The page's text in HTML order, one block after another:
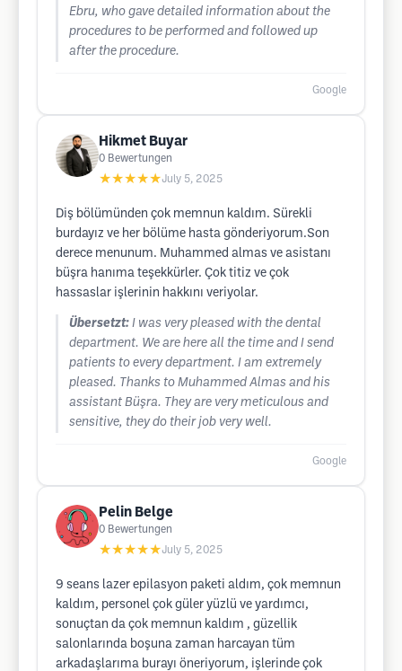
Ebru, who gave detailed information about the
procedures to be performed and followed up
after the procedure.
Google
Hikmet Buyar
0 Bewertungen
★★★★★July 5, 2025
Diş bölümünden çok memnun kaldım. Sürekli
burdayız ve her bölüme hasta gönderiyorum.Son
derece menunum. Muhammed almas ve asistanı
büşra hanıma teşekkürler. Çok titiz ve çok
hassaslar işlerinin hakkını veriyolar.
Übersetzt: I was very pleased with the dental
department. We are here all the time and I send
patients to every department. I am extremely
pleased. Thanks to Muhammed Almas and his
assistant Büşra. They are very meticulous and
sensitive, they do their job very well.
Google
Pelin Belge
0 Bewertungen
★★★★★July 5, 2025
9 seans lazer epilasyon paketi aldım, çok memnun
kaldım, personel çok güler yüzlü ve yardımcı,
sonuçtan da çok memnun kaldım , güzellik
salonlarında boşuna zaman harcayan tüm
arkadaşlarıma burayı öneriyorum, işlerinde çok